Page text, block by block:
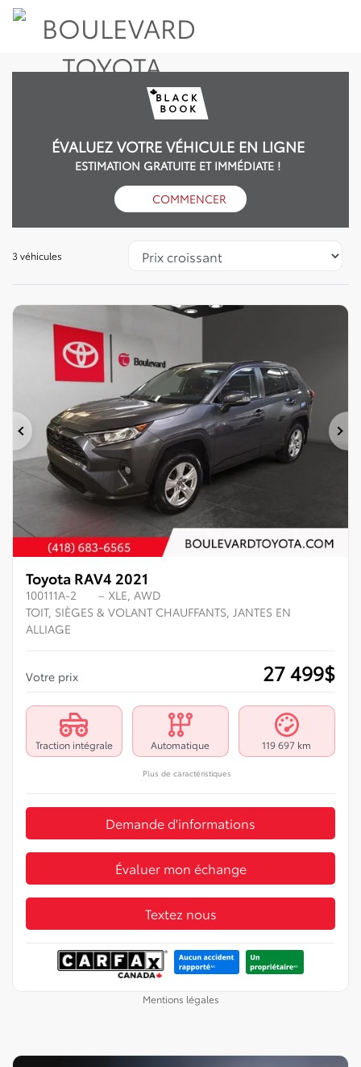
ÉVALUEZ VOTRE VÉHICULE EN LIGNE
ESTIMATION GRATUITE ET IMMÉDIATE !
COMMENCER
3 véhicules
Précédent
Toyota RAV4 2021
100111A-2
– XLE, AWD
TOIT, SIÈGES & VOLANT CHAUFFANTS, JANTES EN
ALLIAGE
Votre prix 27 499$
Traction intégrale Automatique 119 697 km
Plus de caractéristiques
Demande d'informations
Évaluer mon échange
Textez nous
Mentions légales